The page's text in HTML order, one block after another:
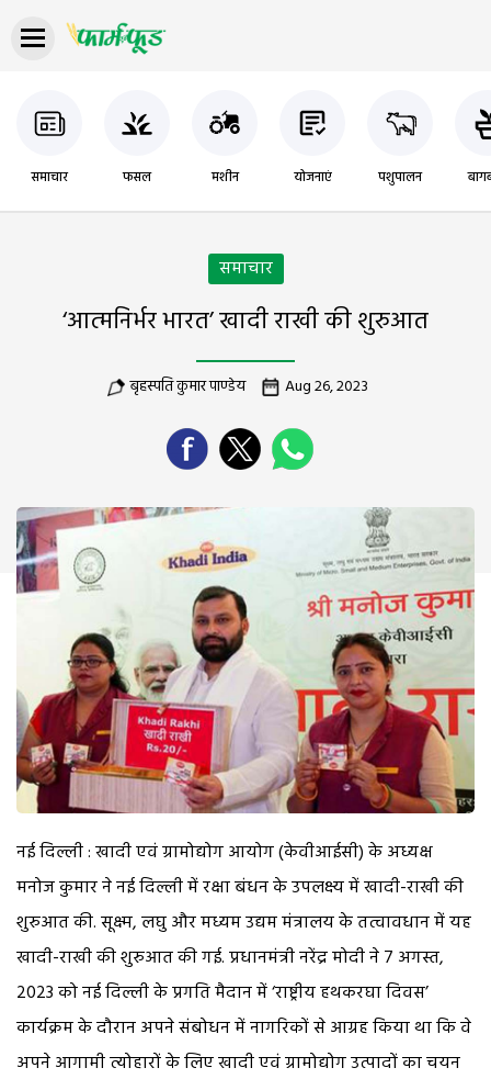
समाचार फसल मशीन योजनाएं पशुपालन
समाचार
‘आत्मनिर्भर भारत’ खादी राखी की शुरुआत
बृहस्पति कुमार पाण्डेय Aug 26, 2023
नई दिल्ली : खादी एवं ग्रामोद्योग आयोग (केवीआईसी) के अध्यक्ष
मनोज कुमार ने नई दिल्ली में रक्षा बंधन के उपलक्ष्य में खादी-राखी की
शुरुआत की. सूक्ष्म, लघु और मध्यम उद्यम मंत्रालय के तत्वावधान में यह
खादी-राखी की शुरुआत की गई. प्रधानमंत्री नरेंद्र मोदी ने 7 अगस्त,
2023 को नई दिल्ली के प्रगति मैदान में ‘राष्ट्रीय हथकरघा दिवस’
कार्यक्रम के दौरान अपने संबोधन में नागरिकों से आग्रह किया था कि वे
अपने आगामी त्योहारों के लिए खादी एवं ग्रामोद्योग उत्पादों का चयन